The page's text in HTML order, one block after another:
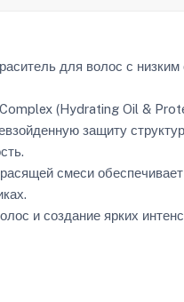
для волос с
(Hydrating Oil &
защиту
смеси
и создание ярких